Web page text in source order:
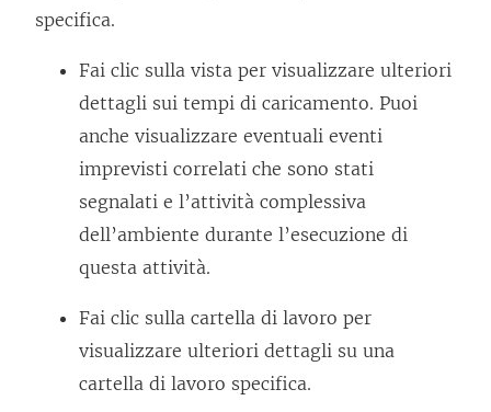
specifica.
Fai clic sulla vista per visualizzare ulteriori
dettagli sui tempi di caricamento. Puoi
anche visualizzare eventuali eventi
imprevisti correlati che sono stati
segnalati e l’attività complessiva
dell’ambiente durante l’esecuzione di
questa attività.
Fai clic sulla cartella di lavoro per
visualizzare ulteriori dettagli su una
cartella di lavoro specifica.